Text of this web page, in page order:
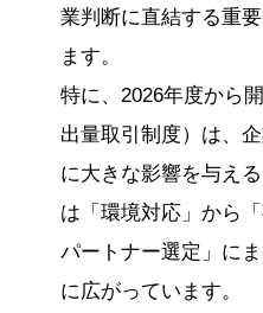
業判断に直結する重
ます。
特に、2026年度から
出量取引制度）は、
に大きな影響を与え
は「環境対応」から
パートナー選定」に
に広がっています。